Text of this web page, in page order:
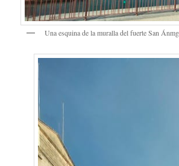
Una esquina de la muralla del fuerte San